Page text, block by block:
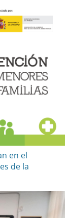
en el
de la